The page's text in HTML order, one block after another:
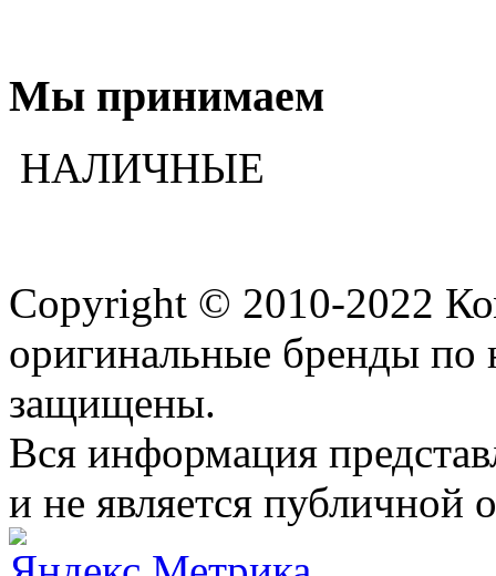
Мы принимаем
НАЛИЧНЫЕ
Copyright © 2010-2022
оригинальные бренды по
защищены.
Вся информация
и не является публичной